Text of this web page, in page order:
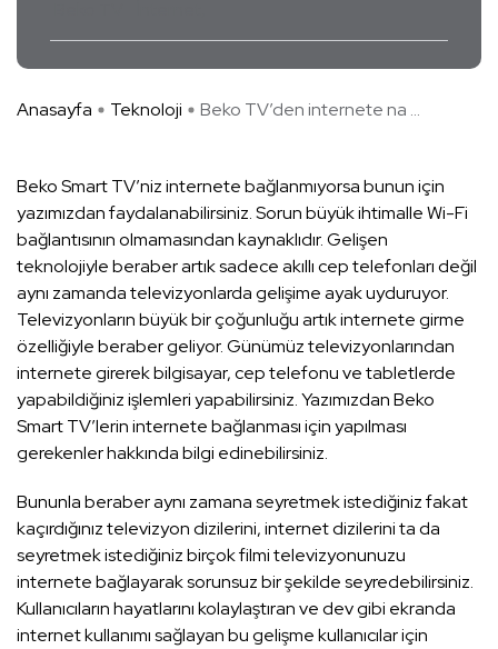
Anasayfa Teknoloji Beko TV’den internete na ...
Beko Smart TV’niz internete bağlanmıyorsa bunun için
yazımızdan faydalanabilirsiniz. Sorun büyük ihtimalle Wi-Fi
bağlantısının olmamasından kaynaklıdır. Gelişen
teknolojiyle beraber artık sadece akıllı cep telefonları değil
aynı zamanda televizyonlarda gelişime ayak uyduruyor.
Televizyonların büyük bir çoğunluğu artık internete girme
özelliğiyle beraber geliyor. Günümüz televizyonlarından
internete girerek bilgisayar, cep telefonu ve tabletlerde
yapabildiğiniz işlemleri yapabilirsiniz. Yazımızdan Beko
Smart TV’lerin internete bağlanması için yapılması
gerekenler hakkında bilgi edinebilirsiniz.
Bununla beraber aynı zamana seyretmek istediğiniz fakat
kaçırdığınız televizyon dizilerini, internet dizilerini ta da
seyretmek istediğiniz birçok filmi televizyonunuzu
internete bağlayarak sorunsuz bir şekilde seyredebilirsiniz.
Kullanıcıların hayatlarını kolaylaştıran ve dev gibi ekranda
internet kullanımı sağlayan bu gelişme kullanıcılar için